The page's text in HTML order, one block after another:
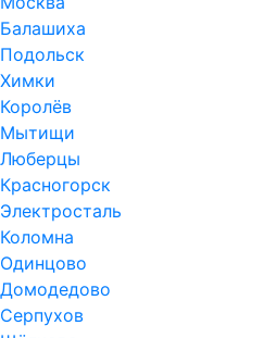
Балашиха
Подольск
Химки
Королёв
Мытищи
Люберцы
Красногорск
Электросталь
Коломна
Одинцово
Домодедово
Серпухов